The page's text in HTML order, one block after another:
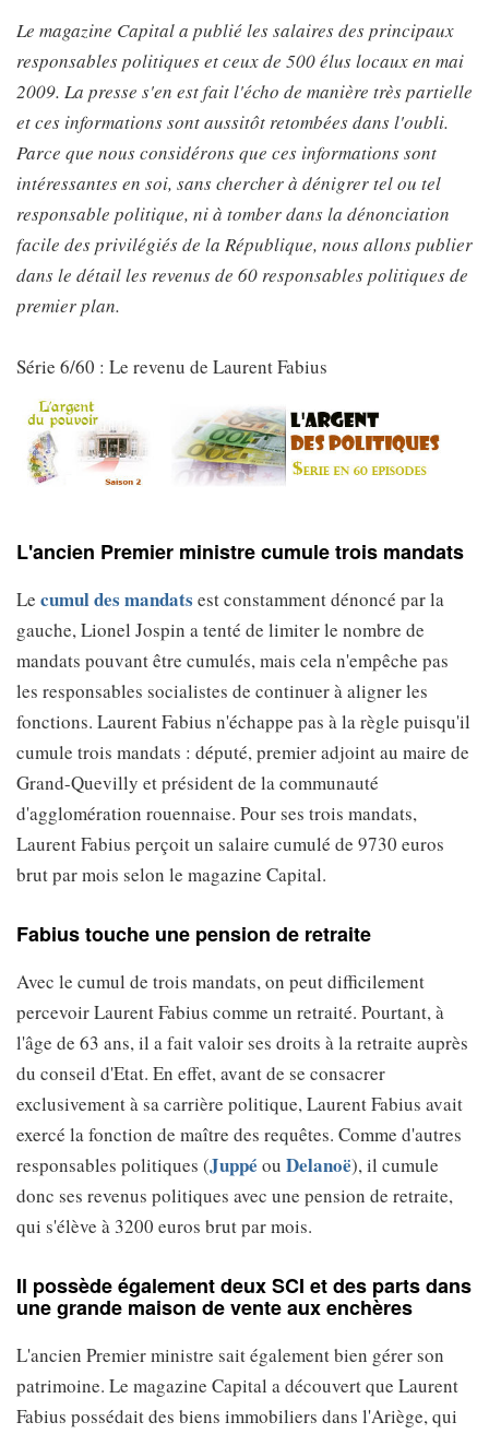
Le magazine Capital a publié les salaires des principaux
responsables politiques et ceux de 500 élus locaux en mai
2009. La presse s'en est fait l'écho de manière très partielle
et ces informations sont aussitôt retombées dans l'oubli.
Parce que nous considérons que ces informations sont
intéressantes en soi, sans chercher à dénigrer tel ou tel
responsable politique, ni à tomber dans la dénonciation
facile des privilégiés de la République, nous allons publier
dans le détail les revenus de 60 responsables politiques de
premier plan.
Série 6/60 : Le revenu de Laurent Fabius
L'ancien Premier ministre cumule trois mandats
Le cumul des mandats est constamment dénoncé par la
gauche, Lionel Jospin a tenté de limiter le nombre de
mandats pouvant être cumulés, mais cela n'empêche pas
les responsables socialistes de continuer à aligner les
fonctions. Laurent Fabius n'échappe pas à la règle puisqu'il
cumule trois mandats : député, premier adjoint au maire de
Grand-Quevilly et président de la communauté
d'agglomération rouennaise. Pour ses trois mandats,
Laurent Fabius perçoit un salaire cumulé de 9730 euros
brut par mois selon le magazine Capital.
Fabius touche une pension de retraite
Avec le cumul de trois mandats, on peut difficilement
percevoir Laurent Fabius comme un retraité. Pourtant, à
l'âge de 63 ans, il a fait valoir ses droits à la retraite auprès
du conseil d'Etat. En effet, avant de se consacrer
exclusivement à sa carrière politique, Laurent Fabius avait
exercé la fonction de maître des requêtes. Comme d'autres
responsables politiques (Juppé ou Delanoë), il cumule
donc ses revenus politiques avec une pension de retraite,
qui s'élève à 3200 euros brut par mois.
Il possède également deux SCI et des parts dans
une grande maison de vente aux enchères
L'ancien Premier ministre sait également bien gérer son
patrimoine. Le magazine Capital a découvert que Laurent
Fabius possédait des biens immobiliers dans l'Ariège, qui